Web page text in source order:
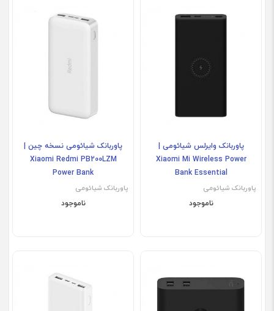
پاوربانک وایرلس شیائومی |
Xiaomi Mi Wireless Power
Bank Essential
پاوربانک شیائومی
ناموجود
پاوربانک شیائومی نسخه چین |
Xiaomi Redmi PB200LZM
Power Bank
پاوربانک شیائومی
ناموجود